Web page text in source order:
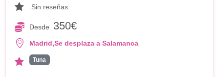
Sin reseñas
Desde 350€
Madrid,Se desplaza a Salamanca
Tuna